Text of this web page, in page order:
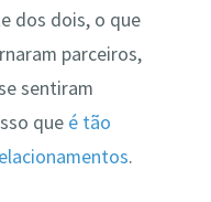
dos dois, o que
parceiros,
sentiram
que é tão
.